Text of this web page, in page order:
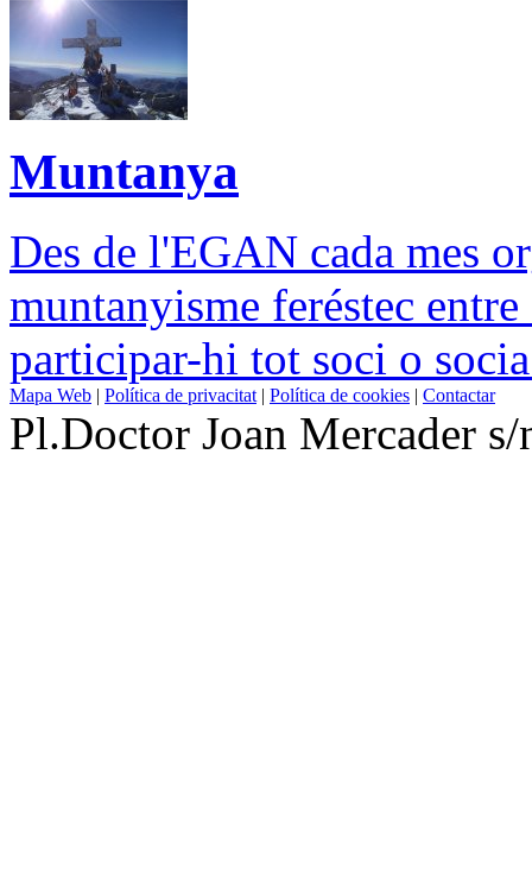
Muntanya
Des de l'EGAN cada mes
muntanyisme feréstec
participar-hi tot soci o
Mapa Web | Política de privacitat | Política de cookies | Contactar
Pl.Doctor Joan Mercader